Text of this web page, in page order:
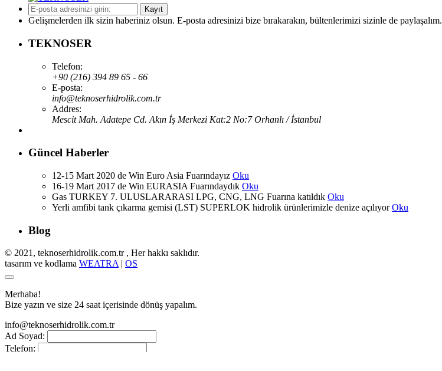
Kayıt
Gelişmelerden ilk sizin haberiniz olsun. E-posta adresinizi bize bırakarakın, bültenlerimizi sizinle de paylaşalım.
TEKNOSER
Telefon:
+90 (216) 394 89 65 - 66
E-posta:
info@teknoserhidrolik.com.tr
Addres:
Mescit Mah. Adatepe Cd. Akın İş Merkezi Kat:2 No:7 Orhanlı / İstanbul
Güncel Haberler
12-15 Mart 2020 de Win Euro Asia Fuarındayız Oku
16-19 Mart 2017 de Win EURASIA Fuarındaydık Oku
Gas TURKEY 7. ULUSLARARASI LPG, CNG, LNG Fuarına katıldık Oku
Yerli amfibi tank çıkarma gemisi (LST) SUPERLOK hidrolik ürünlerimizle denize açılıyor Oku
Blog
© 2021, teknoserhidrolik.com.tr , Her hakkı saklıdır.
tasarım ve kodlama WEATRA| OS
Merhaba!
Bize yazın ve size 24 saat içerisinde dönüş yapalım.
info@teknoserhidrolik.com.tr
Ad Soyad:
Telefon: